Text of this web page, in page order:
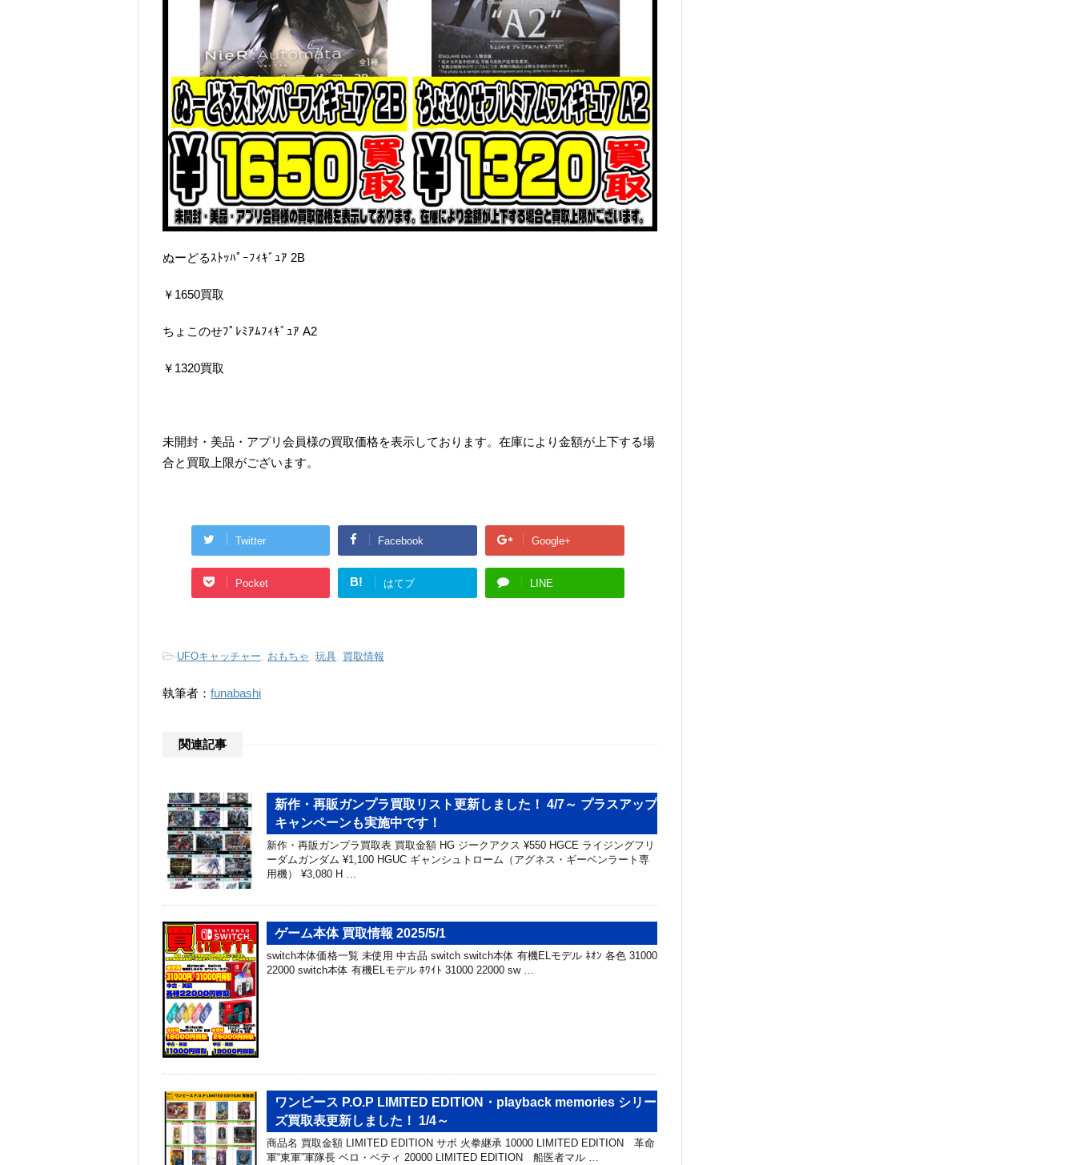
ぬーどるｽﾄｯﾊﾟｰﾌｨｷﾞｭｱ 2B
￥1650買取
ちょこのせﾌﾟﾚﾐｱﾑﾌｨｷﾞｭｱ A2
￥1320買取
未開封・美品・アプリ会員様の買取価格を表示しております。在庫により金額が上下する場
合と買取上限がございます。
Twitter Facebook Google+
Pocket B! はてブ LINE
-UFOキャッチャー, おもちゃ, 玩具, 買取情報
執筆者： funabashi
関連記事
新作・再販ガンプラ買取リスト更新しました！ 4/7～ プラスアップ
キャンペーンも実施中です！
新作・再販ガンプラ買取表 買取金額 HG ジークアクス ¥550 HGCE ライジングフリ
ーダムガンダム ¥1,100 HGUC ギャンシュトローム（アグネス・ギーベンラート専
用機） ¥3,080 H …
ゲーム本体 買取情報 2025/5/1
switch本体価格一覧 未使用 中古品 switch switch本体 有機ELモデル ﾈｵﾝ 各色 31000
22000 switch本体 有機ELモデル ﾎﾜｲﾄ 31000 22000 sw …
ワンピース P.O.P LIMITED EDITION・playback memories シリー
ズ買取表更新しました！ 1/4～
商品名 買取金額 LIMITED EDITION サボ 火拳継承 10000 LIMITED EDITION 革命
軍“東軍”軍隊長 ベロ・ベティ 20000 LIMITED EDITION 船医者マル …